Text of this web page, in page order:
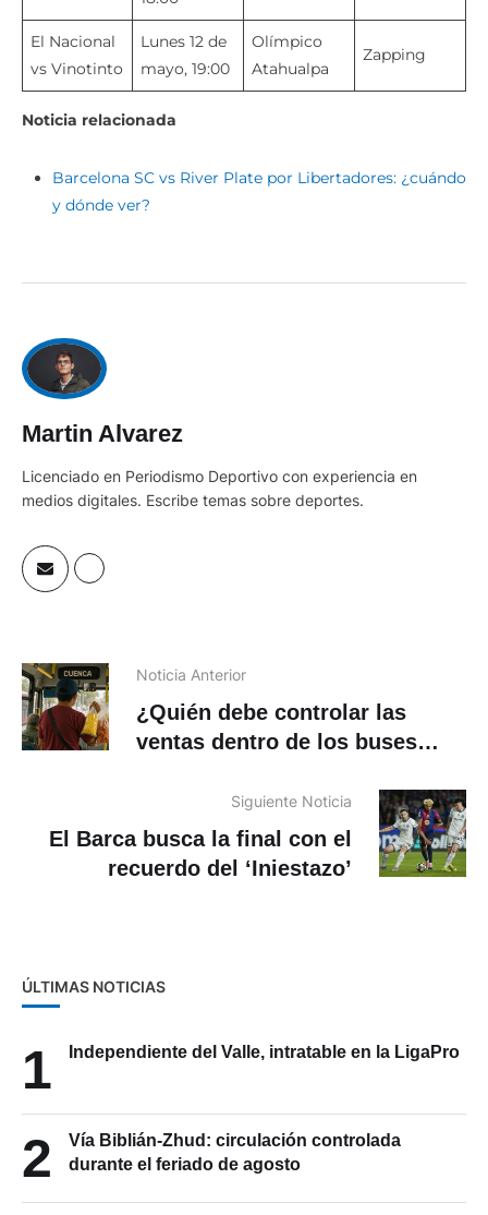
El Nacional
vs Vinotinto
Lunes 12 de
mayo, 19:00
Olímpico
Atahualpa
Zapping
Noticia relacionada
Barcelona SC vs River Plate por Libertadores: ¿cuándo
y dónde ver?
Martin Alvarez
Licenciado en Periodismo Deportivo con experiencia en
medios digitales. Escribe temas sobre deportes.
Noticia Anterior
¿Quién debe controlar las
ventas dentro de los buses
Siguiente Noticia
El Barca busca la final con el
recuerdo del ‘Iniestazo’
ÚLTIMAS NOTICIAS
1 Independiente del Valle, intratable en la LigaPro
2
Vía Biblián-Zhud: circulación controlada
durante el feriado de agosto